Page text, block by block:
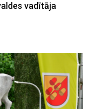
vadītāja